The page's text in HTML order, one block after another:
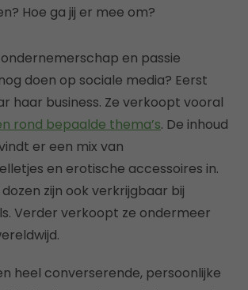
Hoe ga jij er mee om?
en passie
doen op sociale media? Eerst
haar business. Ze verkoopt vooral
rond bepaalde thema’s. De inhoud
er een mix van
en erotische accessoires in.
zijn ook verkrijgbaar bij
Verder verkoopt ze ondermeer
heel converserende, persoonlijke